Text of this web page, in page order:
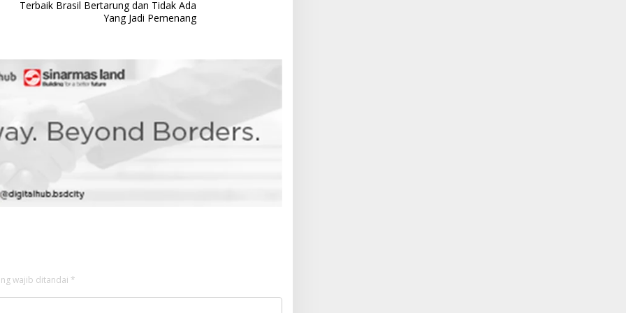
Terbaik Brasil Bertarung dan Tidak Ada
Yang Jadi Pemenang
wajib ditandai *